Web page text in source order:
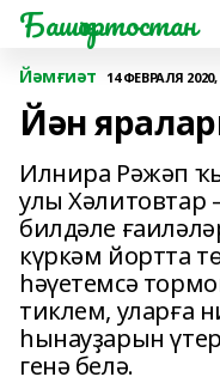
Башҡортостан
Йәмғиәт 14 ФЕВРАЛЯ 2020,
Йән
Илнира Рәжәп
улы Хәли­товтар
билдәле
күркәм йортта
һәүетемсә
тиклем, уларға
һынауҙарын
генә белә.